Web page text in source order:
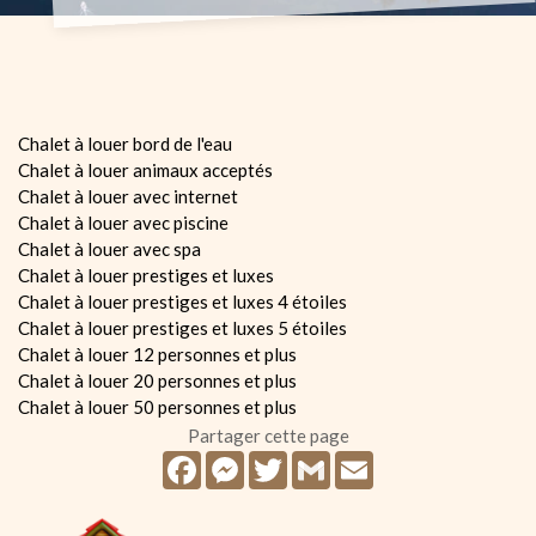
Chalet à louer bord de l'eau
Chalet à louer animaux acceptés
Chalet à louer avec internet
Chalet à louer avec piscine
Chalet à louer avec spa
Chalet à louer prestiges et luxes
Chalet à louer prestiges et luxes 4 étoiles
Chalet à louer prestiges et luxes 5 étoiles
Chalet à louer 12 personnes et plus
Chalet à louer 20 personnes et plus
Chalet à louer 50 personnes et plus
Partager cette page
FacebookMessenger
TwitterGmail